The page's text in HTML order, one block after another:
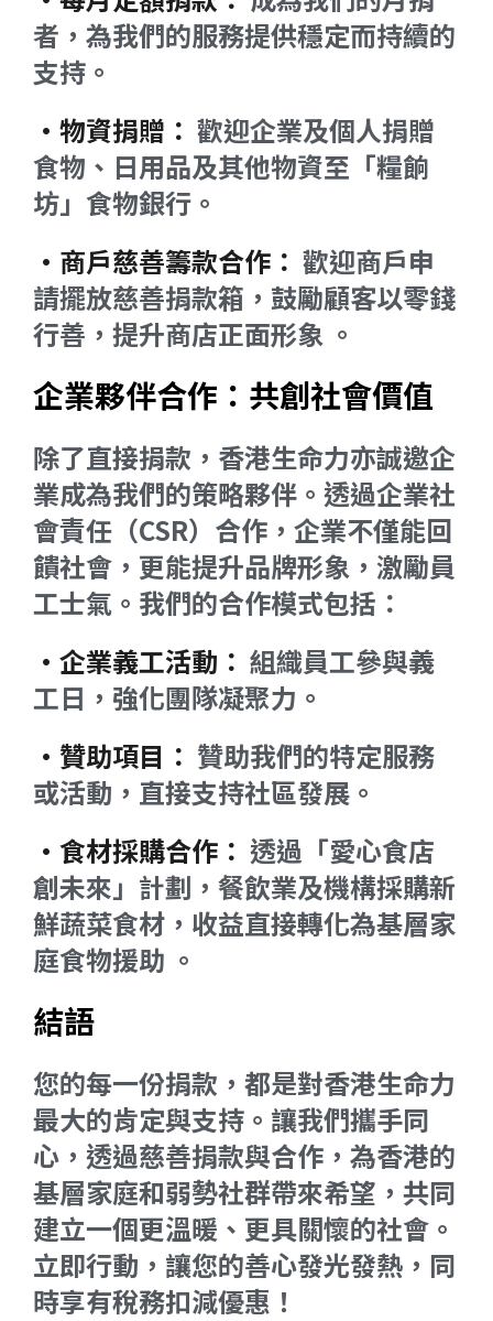
者，為我們的服務提供穩定而持續的
支持。
•物資捐贈： 歡迎企業及個人捐贈
食物、日用品及其他物資至「糧餉
坊」食物銀行。
•商戶慈善籌款合作： 歡迎商戶申
請擺放慈善捐款箱，鼓勵顧客以零錢
行善，提升商店正面形象 。
企業夥伴合作：共創社會價值
除了直接捐款，香港生命力亦誠邀企
業成為我們的策略夥伴。透過企業社
會責任（CSR）合作，企業不僅能回
饋社會，更能提升品牌形象，激勵員
工士氣。我們的合作模式包括：
•企業義工活動： 組織員工參與義
工日，強化團隊凝聚力。
•贊助項目： 贊助我們的特定服務
或活動，直接支持社區發展。
•食材採購合作： 透過「愛心食店
創未來」計劃，餐飲業及機構採購新
鮮蔬菜食材，收益直接轉化為基層家
庭食物援助 。
結語
您的每一份捐款，都是對香港生命力
最大的肯定與支持。讓我們攜手同
心，透過慈善捐款與合作，為香港的
基層家庭和弱勢社群帶來希望，共同
建立一個更溫暖、更具關懷的社會。
立即行動，讓您的善心發光發熱，同
時享有稅務扣減優惠！